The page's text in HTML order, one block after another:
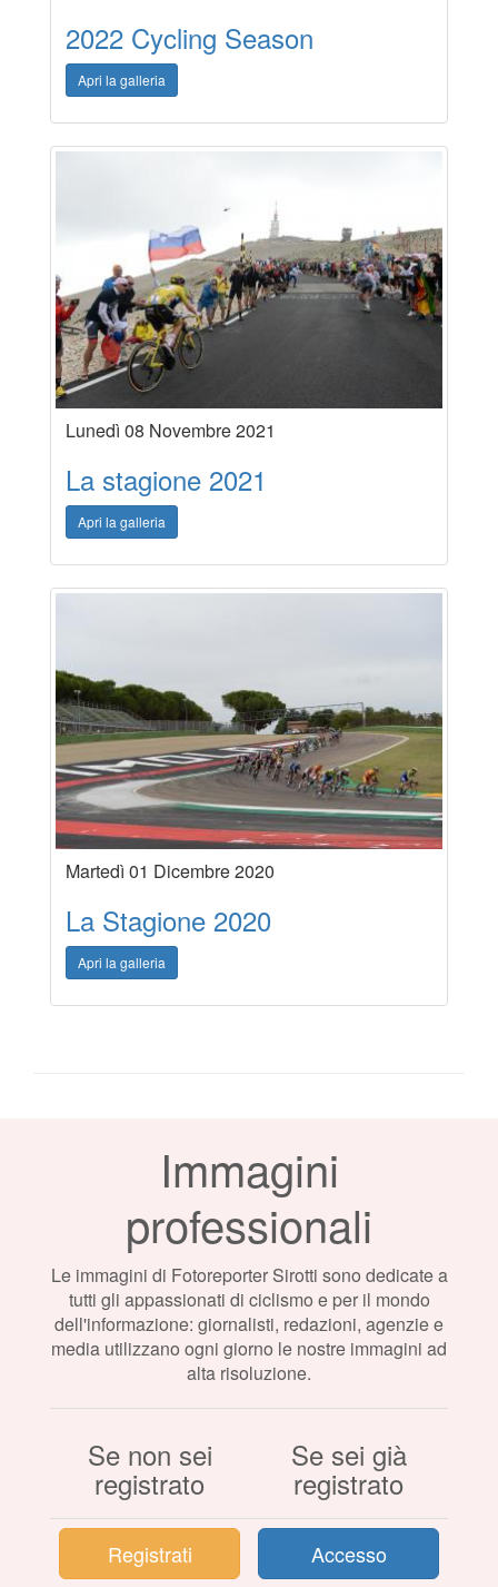
2022 Cycling Season
Apri la galleria
Lunedì 08 Novembre 2021
La stagione 2021
Apri la galleria
Martedì 01 Dicembre 2020
La Stagione 2020
Apri la galleria
Immagini
professionali
Le immagini di Fotoreporter Sirotti sono dedicate a
tutti gli appassionati di ciclismo e per il mondo
dell'informazione: giornalisti, redazioni, agenzie e
media utilizzano ogni giorno le nostre immagini ad
alta risoluzione.
Se non sei
registrato
Se sei già
registrato
Registrati Accesso